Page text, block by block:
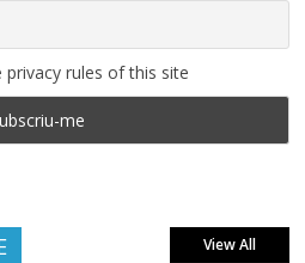
privacy rules of this site
View All